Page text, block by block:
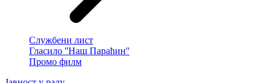
Службени лист
Гласило ''Наш Параћин''
Промо филм